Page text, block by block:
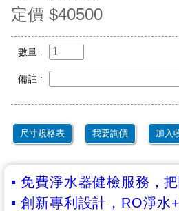
定價 $40500
數量 :
備註 :
尺寸規格表 我要詢價 加入
▪ 免費淨水器健檢服務，
▪ 創新專利設計，RO淨水